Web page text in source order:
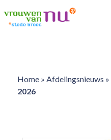
Home» Afdelingsnieuws »
2026